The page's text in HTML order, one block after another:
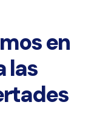
en
las